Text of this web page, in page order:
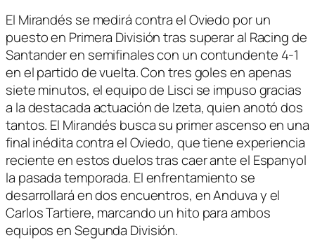
El Mirandés se medirá contra el Oviedo por un
puesto en Primera División tras superar al Racing de
Santander en semifinales con un contundente 4-1
en el partido de vuelta. Con tres goles en apenas
siete minutos, el equipo de Lisci se impuso gracias
a la destacada actuación de Izeta, quien anotó dos
tantos. El Mirandés busca su primer ascenso en una
final inédita contra el Oviedo, que tiene experiencia
reciente en estos duelos tras caer ante el Espanyol
la pasada temporada. El enfrentamiento se
desarrollará en dos encuentros, en Anduva y el
Carlos Tartiere, marcando un hito para ambos
equipos en Segunda División.